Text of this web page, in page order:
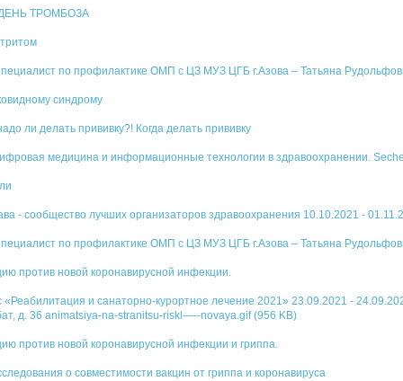
ТРОМБОЗА
по профилактике ОМП с ЦЗ МУЗ ЦГБ г.Азова – Татьяна
синдрому
ли делать прививку?! Когда делать прививку
медицина и информационные технологии в здравоохранении.
- сообщество лучших организаторов здравоохранения 10.10.2021 -
по профилактике ОМП с ЦЗ МУЗ ЦГБ г.Азова – Татьяна
против новой коронавирусной инфекции.
и санаторно-курортное лечение 2021» 23.09.2021 -
д. 36 animatsiya-na-stranitsu-riskl-—-novaya.gif (956 KB)
против новой коронавирусной инфекции и гриппа.
о совместимости вакцин от гриппа и коронавируса